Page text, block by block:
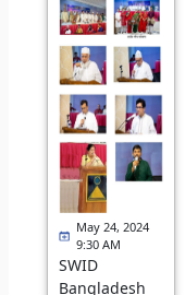
May 24, 2024
9:30 AM
SWID
Bangladesh